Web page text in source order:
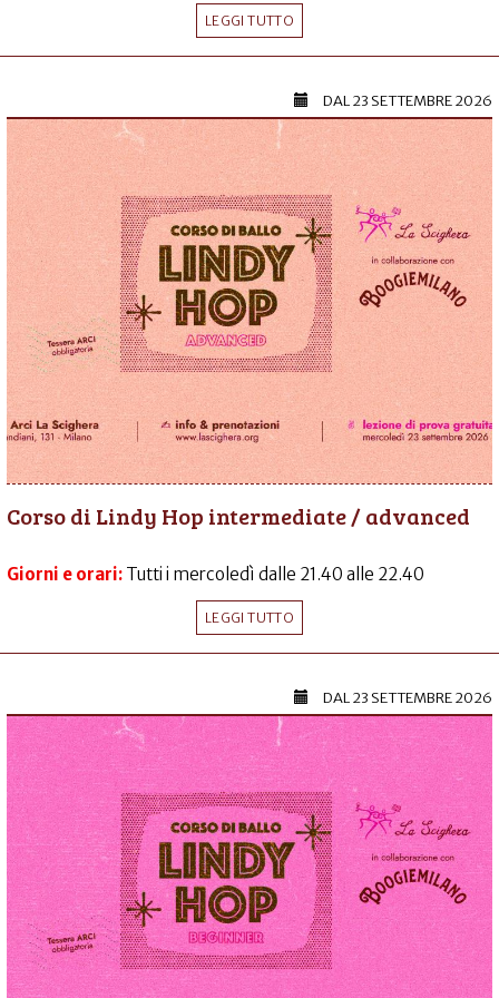
LEGGI TUTTO
DAL23 SETTEMBRE 2026
Corso di Lindy Hop intermediate / advanced
Giorni e orari: Tutti i mercoledì dalle 21.40 alle 22.40
LEGGI TUTTO
DAL23 SETTEMBRE 2026